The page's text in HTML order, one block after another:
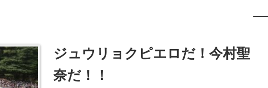
ジュウリョクピエロだ！今村聖
奈だ！！